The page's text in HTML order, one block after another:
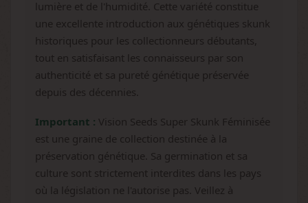
lumière et de l'humidité. Cette variété constitue
une excellente introduction aux génétiques skunk
historiques pour les collectionneurs débutants,
tout en satisfaisant les connaisseurs par son
authenticité et sa pureté génétique préservée
depuis des décennies.
Important : Vision Seeds Super Skunk Féminisée
est une graine de collection destinée à la
préservation génétique. Sa germination et sa
culture sont strictement interdites dans les pays
où la législation ne l'autorise pas. Veillez à